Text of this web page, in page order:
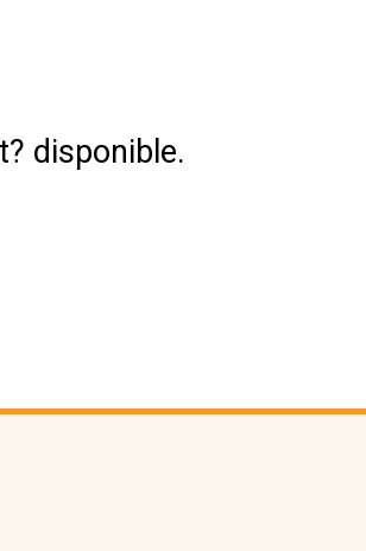
disponible.